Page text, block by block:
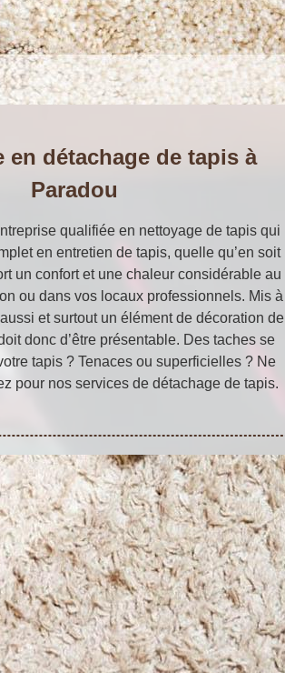
en détachage de tapis à
Paradou
qualifiée en nettoyage de tapis qui
en entretien de tapis, quelle qu’en soit
un confort et une chaleur considérable au
ou dans vos locaux professionnels. Mis à
et surtout un élément de décoration de
donc d’être présentable. Des taches se
tapis ? Tenaces ou superficielles ? Ne
pour nos services de détachage de tapis.